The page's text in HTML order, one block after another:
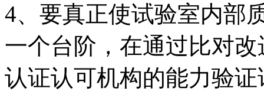
4、要真正使试验室内部
一个台阶，在通过比对
认证认可机构的能力验